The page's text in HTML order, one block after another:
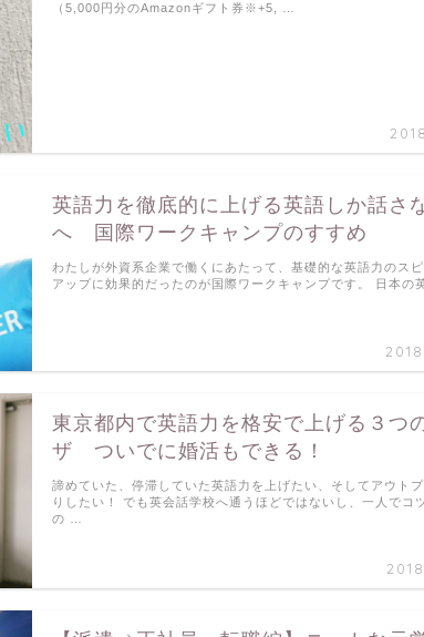
（5,000円分のAmazonギフト券※+5, …
英語力を徹底的に上げる英語しか話さ
へ 国際ワークキャンプのすすめ
わたしが外資系企業で働くにあたって、基礎的な英語力のス
アップに効果的だったのが国際ワークキャンプです。 日本の
東京都内で英語力を格安で上げる３つ
ザ ついでに婚活もできる！
諦めていた、停滞していた英語力を上げたい、そしてアウト
りしたい！ でも英会話学校へ通うほどではないし、一人でコ
の …